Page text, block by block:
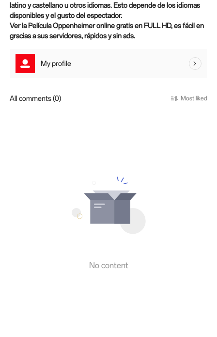
latino y castellano u otros idiomas. Esto depende de los idiomas
disponibles y el gusto del espectador.
Ver la Película Oppenheimer online gratis en FULL HD, es fácil en
gracias a sus servidores, rápidos y sin ads.
My profile
All comments (0) Most liked
No content